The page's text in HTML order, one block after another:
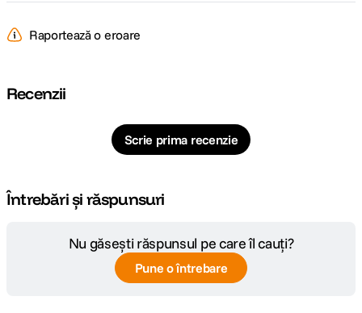
Raportează o eroare
Recenzii
Scrie prima recenzie
Întrebări și răspunsuri
Nu găsești răspunsul pe care îl cauți?
Pune o întrebare